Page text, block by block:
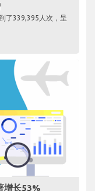
了339,395人次，呈
增长53%